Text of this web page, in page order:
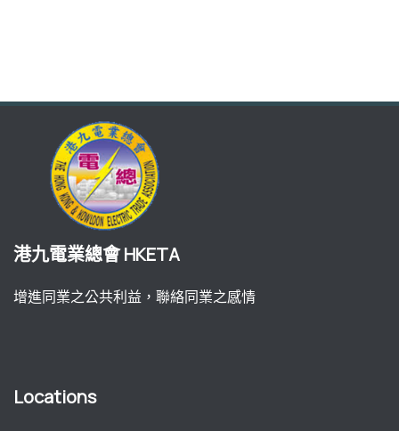
港九電業總會 HKETA
增進同業之公共利益，聯絡同業之感情
Locations